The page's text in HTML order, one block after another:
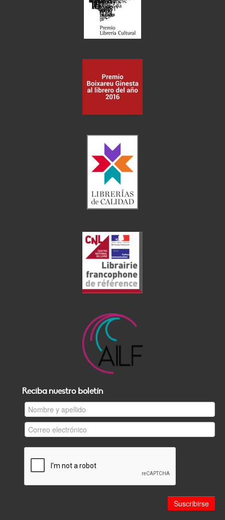
Reciba nuestro boletín